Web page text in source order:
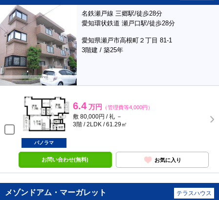
名鉄瀬戸線 三郷駅/徒歩28分
愛知環状鉄道 瀬戸口駅/徒歩28分
愛知県瀬戸市高根町２丁目 81-1
3階建 / 築25年
6.4 万円 （管理費等4,000円）
敷 80,000円 / 礼 －
3階 / 2LDK / 61.29㎡
パノラマ
お問い合わせ(無料) お気に入り
メゾンドアム・マーガレット テラスハウス